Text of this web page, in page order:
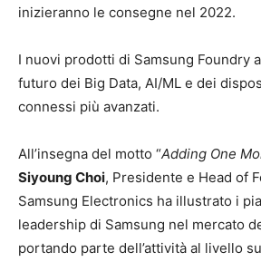
inizieranno le consegne nel 2022.
I nuovi prodotti di Samsung Foundry
futuro dei Big Data, AI/ML e dei
connessi più avanzati.
All’insegna del motto “Adding One
Siyoung Choi, Presidente e Head of
Samsung Electronics ha illustrato i
leadership di Samsung nel mercato
portando parte dell’attività al livello